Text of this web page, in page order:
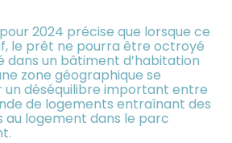
2024 précise que lorsque ce
le prêt ne pourra être octroyé
dans un bâtiment d’habitation
zone géographique se
déséquilibre important entre
de logements entraînant des
au logement dans le parc